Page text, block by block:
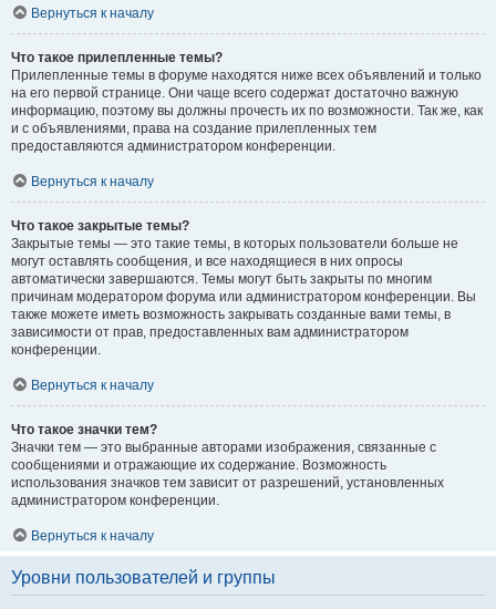
Вернуться к началу
Что такое прилепленные темы?
Прилепленные темы в форуме находятся ниже всех объявлений и только
на его первой странице. Они чаще всего содержат достаточно важную
информацию, поэтому вы должны прочесть их по возможности. Так же, как
и с объявлениями, права на создание прилепленных тем
предоставляются администратором конференции.
Вернуться к началу
Что такое закрытые темы?
Закрытые темы — это такие темы, в которых пользователи больше не
могут оставлять сообщения, и все находящиеся в них опросы
автоматически завершаются. Темы могут быть закрыты по многим
причинам модератором форума или администратором конференции. Вы
также можете иметь возможность закрывать созданные вами темы, в
зависимости от прав, предоставленных вам администратором
конференции.
Вернуться к началу
Что такое значки тем?
Значки тем — это выбранные авторами изображения, связанные с
сообщениями и отражающие их содержание. Возможность
использования значков тем зависит от разрешений, установленных
администратором конференции.
Вернуться к началу
Уровни пользователей и группы